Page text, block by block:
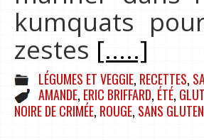
kumquats
zestes [.....]
LÉGUMES ET VEGGIE, RECETTES,
AMANDE, ERIC BRIFFARD, ÉTÉ,
NOIRE DE CRIMÉE, ROUGE, SANS GLUTEN